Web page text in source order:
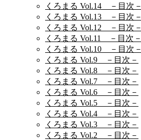
くろまる Vol.14 －目次－
くろまる Vol.13 －目次－
くろまる Vol.12 －目次－
くろまる Vol.11 －目次－
くろまる Vol.10 －目次－
くろまる Vol.9 －目次－
くろまる Vol.8 －目次－
くろまる Vol.7 －目次－
くろまる Vol.6 －目次－
くろまる Vol.5 －目次－
くろまる Vol.4 －目次－
くろまる Vol.3 －目次－
くろまる Vol.2 －目次－